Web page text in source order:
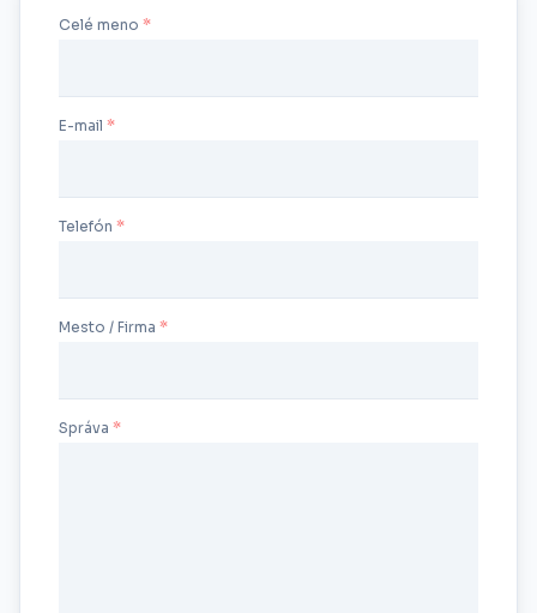
Správa
Celé meno
E-mail
Telefón
Mesto / Firma